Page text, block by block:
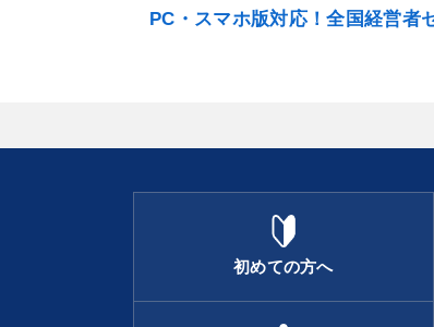
PC・スマホ版対応！全国経営者
初めての方へ